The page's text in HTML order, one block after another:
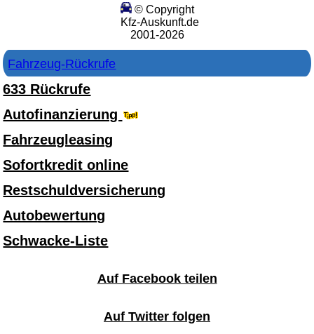
© Copyright
Kfz-Auskunft.de
2001-2026
Fahrzeug-Rückrufe
633 Rückrufe
Autofinanzierung
Fahrzeugleasing
Sofortkredit online
Restschuldversicherung
Autobewertung
Schwacke-Liste
Auf Facebook teilen
Auf Twitter folgen